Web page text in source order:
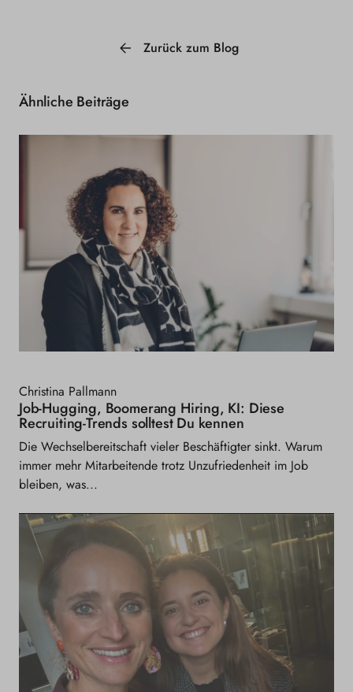
Zurück zum Blog
Ähnliche Beiträge
Christina Pallmann
Job-Hugging, Boomerang Hiring, KI: Diese
Recruiting-Trends solltest Du kennen
Die Wechselbereitschaft vieler Beschäftigter sinkt. Warum
immer mehr Mitarbeitende trotz Unzufriedenheit im Job
bleiben, was...